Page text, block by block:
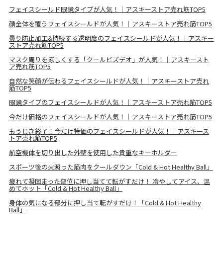
フェイスシールド眼鏡タイプが人気！｜アスキーストア売れ筋TOP5
顔全体を覆うフェイスシールドが人気！｜アスキーストア売れ筋TOP5
曇り防止加工&持続する透明度のフェイスシールドが人気！｜アスキー
ストア売れ筋TOP5
マスク周りを涼しくする「クールビズデオ」が人気！｜アスキースト
ア売れ筋TOP5
自然な笑顔が伝わるフェイスシールドが人気！｜アスキーストア売れ
筋TOP5
眼鏡タイプのフェイスシールドが人気！｜アスキーストア売れ筋TOP5
今だけ価格のフェイスシールドが人気！｜アスキーストア売れ筋TOP5
もうじき終了！今だけ特価のフェイスシールドが人気！｜アスキース
トア売れ筋TOP5
航空機体を切り出した外壁を使用した貴重なキーホルダー
スポーツ後の火照った筋肉をクールダウン「Cold & Hot Healthy Ball」
疲れて凝固まった部位に押し当てて転がすだけ！ 冷やしてアイス、温
めてホット「Cold & Hot Healthy Ball」
身体の気になる部分に押し当て転がすだけ！「Cold & Hot Healthy
Ball」